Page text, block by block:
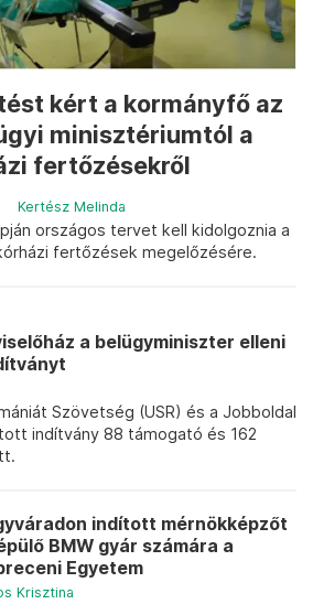
kért a kormányfő az
minisztériumtól a
fertőzésekről
Kertész Melinda
országos tervet kell kidolgoznia a
fertőzések megelőzésére.
a belügyminiszter elleni
Szövetség (USR) és a Jobboldal
indítvány 88 támogató és 162
indított mérnökképzőt
BMW gyár számára a
Egyetem
Krisztina